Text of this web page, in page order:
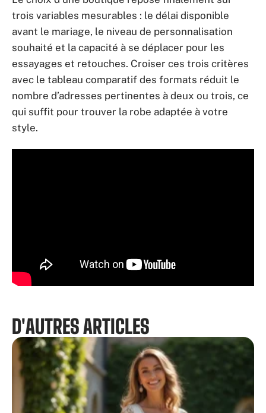
trois variables mesurables : le délai disponible
avant le mariage, le niveau de personnalisation
souhaité et la capacité à se déplacer pour les
essayages et retouches. Croiser ces trois critères
avec le tableau comparatif des formats réduit le
nombre d’adresses pertinentes à deux ou trois, ce
qui suffit pour trouver la robe adaptée à votre
style.
D'AUTRES ARTICLES